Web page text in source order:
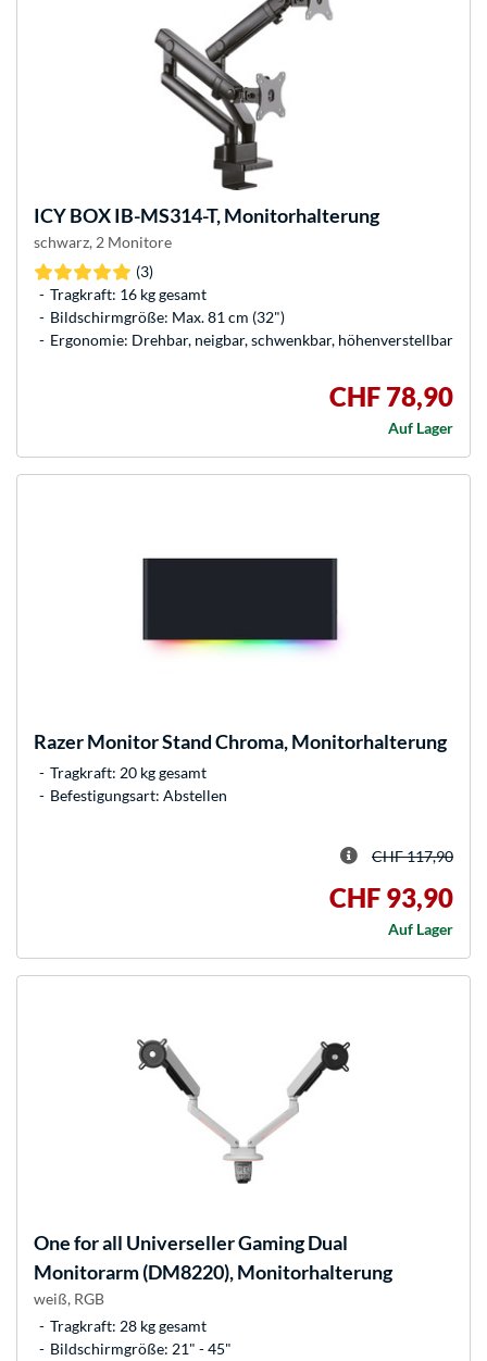
ICY BOXIB-MS314-T, Monitorhalterung
schwarz, 2 Monitore
(3)
Tragkraft: 16 kg gesamt
Bildschirmgröße: Max. 81 cm (32")
Ergonomie: Drehbar, neigbar, schwenkbar, höhenverstellbar
CHF 78,90
Auf Lager
RazerMonitor Stand Chroma, Monitorhalterung
Tragkraft: 20 kg gesamt
Befestigungsart: Abstellen
CHF 117,90
CHF 93,90
Auf Lager
One for all Universeller Gaming Dual
Monitorarm (DM8220), Monitorhalterung
weiß, RGB
Tragkraft: 28 kg gesamt
Bildschirmgröße: 21" - 45"